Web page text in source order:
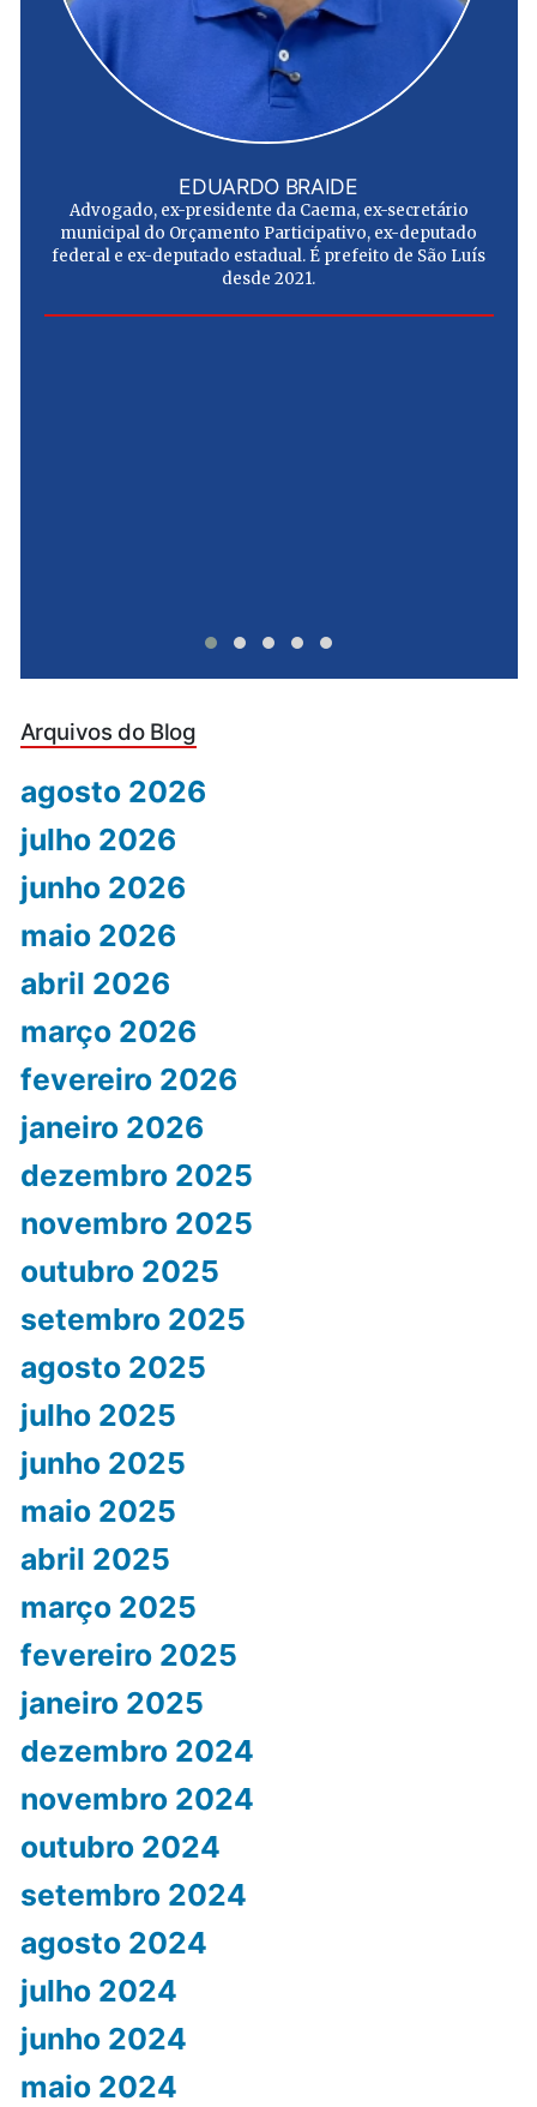
EDUARDO BRAIDE
Advogado, ex-presidente da Caema, ex-secretário
municipal do Orçamento Participativo, ex-deputado
federal e ex-deputado estadual. É prefeito de São Luís
desde 2021.
Arquivos do Blog
agosto 2026
julho 2026
junho 2026
maio 2026
abril 2026
março 2026
fevereiro 2026
janeiro 2026
dezembro 2025
novembro 2025
outubro 2025
setembro 2025
agosto 2025
julho 2025
junho 2025
maio 2025
abril 2025
março 2025
fevereiro 2025
janeiro 2025
dezembro 2024
novembro 2024
outubro 2024
setembro 2024
agosto 2024
julho 2024
junho 2024
maio 2024